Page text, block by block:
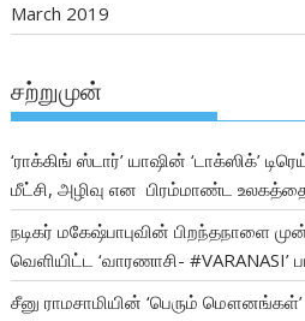
March 2019
சற்றுமுன்
‘ராக்கிங் ஸ்டார்’ யாஷின் ‘டாக்ஸிக்’
மீட்சி, அழிவு என பிரம்மாண்ட உலகத்தை
நடிகர் மகேஷ்பாபுவின் பிறந்தநாளை
வெளியிட்ட ‘வாரணாசி- #VARANASI’
சீனு ராமசாமியின் ‘பெரும்